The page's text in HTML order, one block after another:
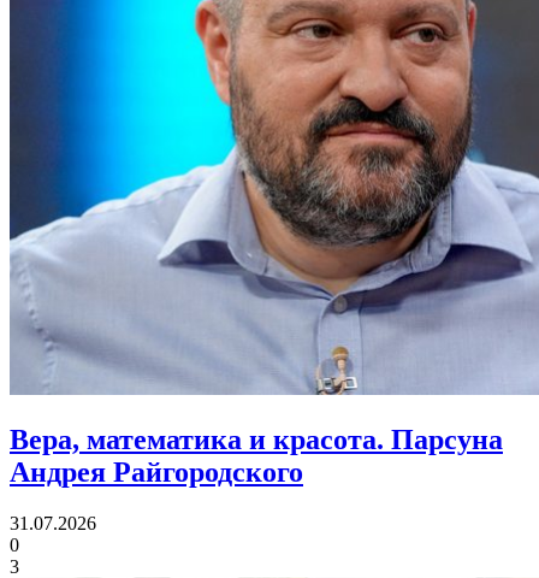
Вера, математика и красота. Парсуна
Андрея Райгородского
31.07.2026
0
3